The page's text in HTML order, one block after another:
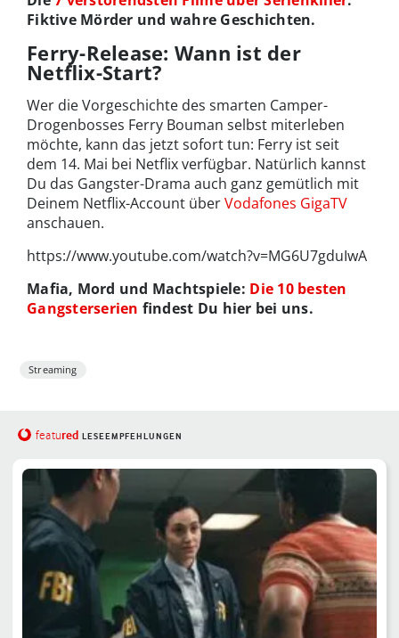
Fiktive Mörder und wahre Geschichten.
Ferry-Release: Wann ist der
Netflix-Start?
Wer die Vorgeschichte des smarten Camper-
Drogenbosses Ferry Bouman selbst miterleben
möchte, kann das jetzt sofort tun: Ferry ist seit
dem 14. Mai bei Netflix verfügbar. Natürlich kannst
Du das Gangster-Drama auch ganz gemütlich mit
Deinem Netflix-Account überVodafones GigaTV
anschauen.
https://www.youtube.com/watch?v=MG6U7gduIwA
Mafia, Mord und Machtspiele: Die 10 besten
Gangsterserien findest Du hier bei uns.
Streaming
featured LESEEMPFEHLUNGEN